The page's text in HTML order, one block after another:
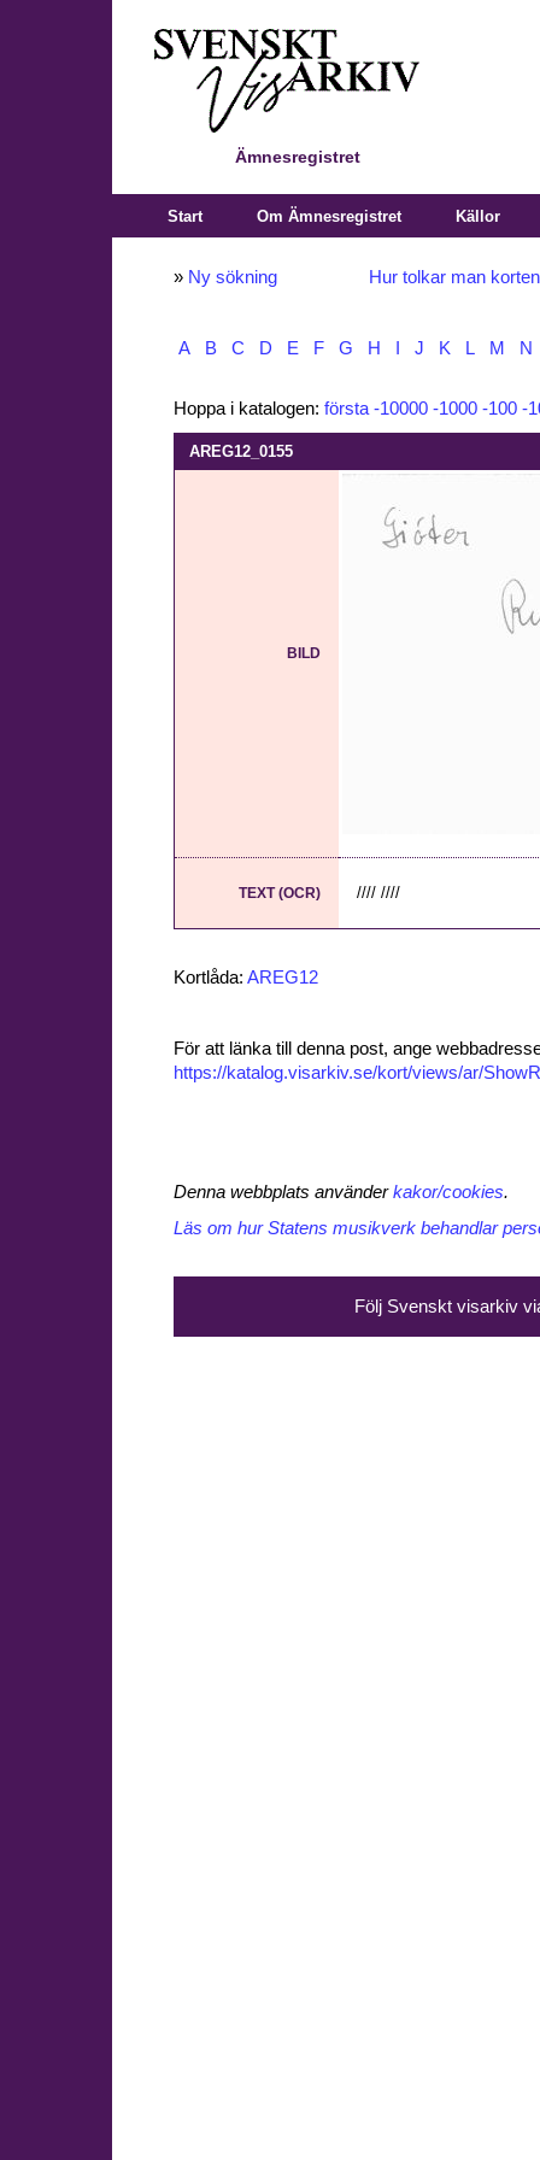
Ämnesregistret
Start Om Ämnesregistret Källor
» Ny sökning Hur tolkar man
A B C D E F G H J K L M N
Hoppa i katalogen: första -10000 -1000 -100 -
AREG12_0155
BILD
TEXT (OCR) //// ////
Kortlåda: AREG12
För att länka till denna post, ange
https://katalog.visarkiv.se/kort/views/ar/
Denna webbplats använderkakor/cookies.
Läs om hur Statens musikverk behandlar
Följ Svenskt visarkiv